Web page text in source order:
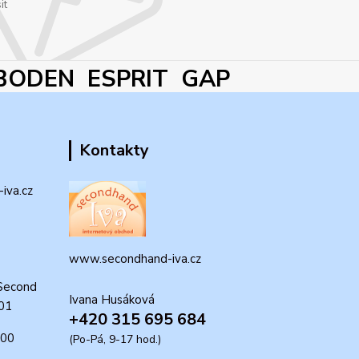
ESPRIT GAP
Kontakty
www.secondhand-iva.cz
Ivana Husáková
+420 315 695 684
(Po-Pá, 9-17 hod.)